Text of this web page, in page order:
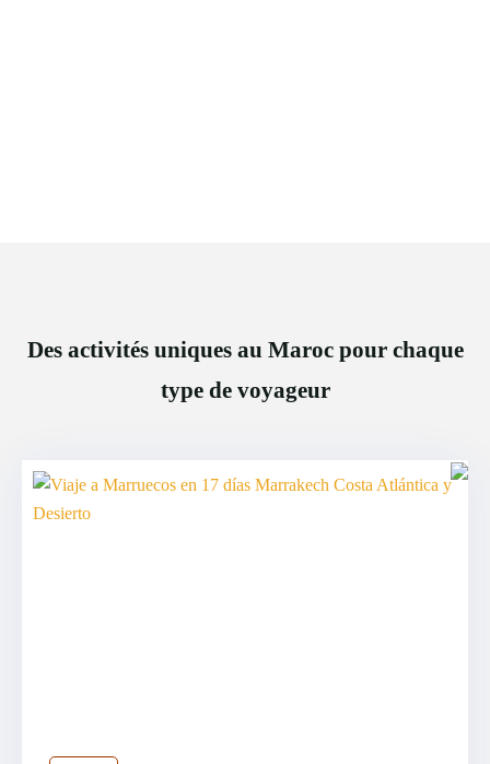
Des activités uniques au Maroc pour chaque
type de voyageur